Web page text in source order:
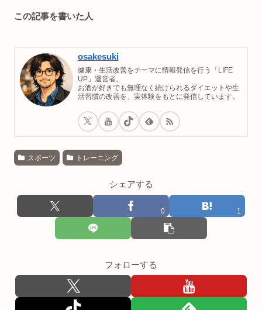
この記事を書いた人
osakesuki
健康・生活改善をテーマに情報発信を行う「LIFE
UP」運営者。
お酒が好きでも無理なく続けられるダイエットや生
活習慣の改善を、実体験をもとに発信しています。
スポーツ トレーニング
シェアする
0 1
フォローする